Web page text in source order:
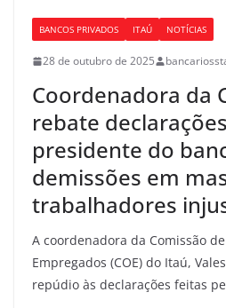
o
o
k
BANCOS PRIVADOS ITAÚ NOTÍCIAS
28 de outubro de 2025
Coordenadora da
rebate
presidente do
demissões em
trabalhadores
A coordenadora da Comissão
Empregados (COE) do Itaú,
repúdio às declarações feitas